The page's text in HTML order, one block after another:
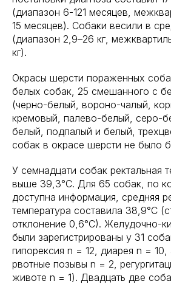
(диапазон 6-121 месяцев,
15 месяцев). Собаки весили в
(диапазон 2,9–26 кг,
кг).
Окрасы шерсти пораженных
белых собак, 25 смешанного с
(черно-белый, вороно-чалый,
кремовый, палево-белый, серо-
белый, подпалый и белый,
собак в окрасе шерсти не было
У семнадцати собак ректальная
выше 39,3°C. Для 65 собак, по
доступна информация, средняя
температура составила 38,9°C
отклонение 0,6°C). Желудочно-
были зарегистрированы у 31
гипорексия n = 12, диарея n =
рвотные позывы n = 2,
животе n = 1). Двадцать две